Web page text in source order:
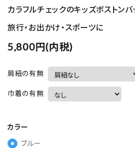
カラフルチェックのキッズボストン
旅行・お出かけ・スポーツに
5,800円(内税)
肩紐の有無
巾着の有無
カラー
ブルー